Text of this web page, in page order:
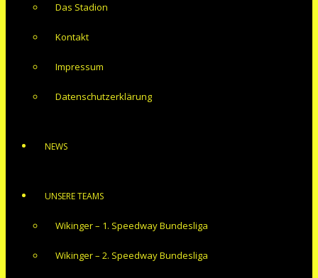
Das Stadion
Kontakt
Impressum
Datenschutzerklärung
NEWS
UNSERE TEAMS
Wikinger – 1. Speedway Bundesliga
Wikinger – 2. Speedway Bundesliga